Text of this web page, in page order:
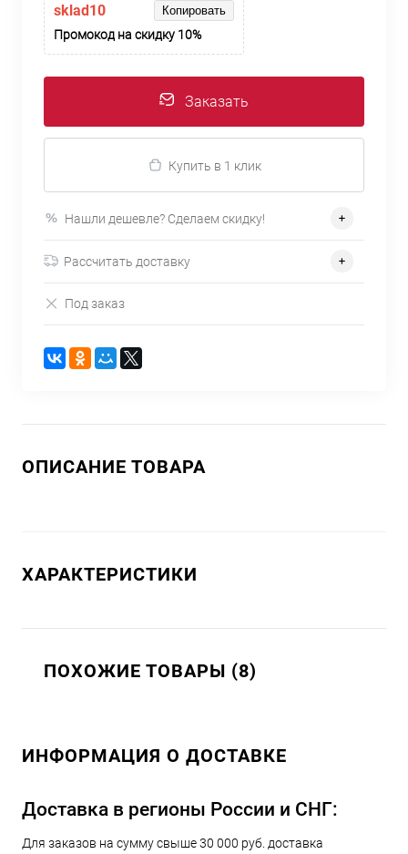
sklad10 Копировать
Промокод на скидку 10%
Заказать
Купить в 1 клик
Нашли дешевле? Сделаем скидку!
Рассчитать доставку
Под заказ
ОПИСАНИЕ ТОВАРА
ХАРАКТЕРИСТИКИ
ПОХОЖИЕ ТОВАРЫ (8)
ИНФОРМАЦИЯ О ДОСТАВКЕ
Доставка в регионы России и СНГ:
Для заказов на сумму свыше 30 000 руб. доставка